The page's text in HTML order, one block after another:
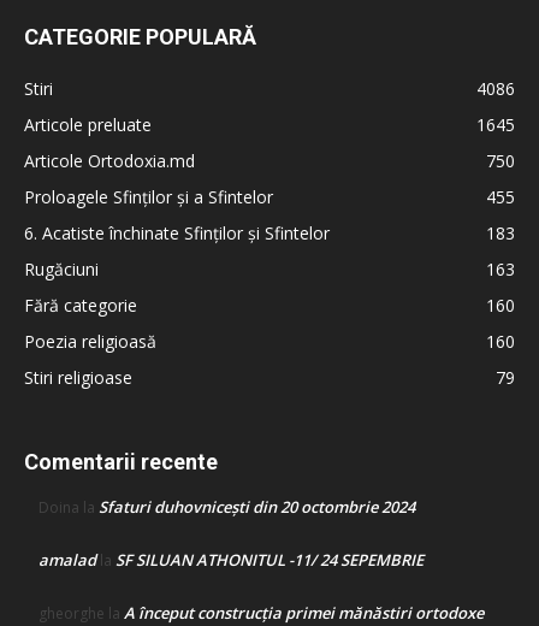
CATEGORIE POPULARĂ
Stiri
4086
Articole preluate
1645
Articole Ortodoxia.md
750
Proloagele Sfinților și a Sfintelor
455
6. Acatiste închinate Sfinților și Sfintelor
183
Rugăciuni
163
Fără categorie
160
Poezia religioasă
160
Stiri religioase
79
Comentarii recente
Doina la Sfaturi duhovnicești din 20 octombrie 2024
amaladla SF SILUAN ATHONITUL -11/ 24 SEPEMBRIE
gheorghe la A început construcţia primei mănăstiri ortodoxe